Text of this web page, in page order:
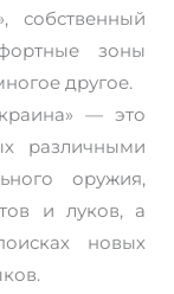
зоны
другое.
— это
различными
оружия,
и луков, а
новых